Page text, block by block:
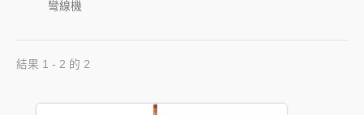
彎線機
結果 1 - 2 的 2